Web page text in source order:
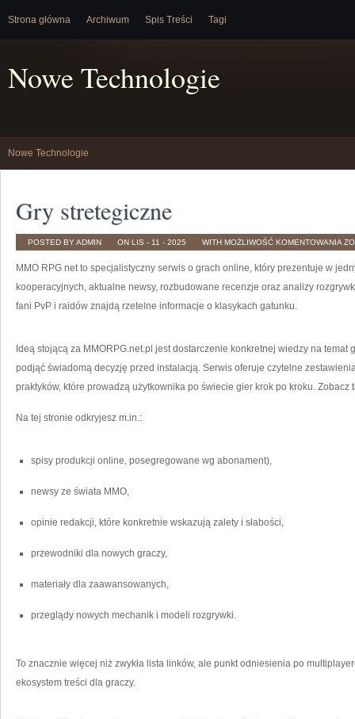
Strona główna Archiwum Spis Treści Tagi
Nowe Technologie
Nowe Technologie
Gry stretegiczne
POSTED BY ADMIN ON LIS - 11 - 2025 WITH MOŻLIWOŚĆ KOMENTOWANIA
MMO RPG net to specjalistyczny serwis o grach online, który prezentuje w
kooperacyjnych, aktualne newsy, rozbudowane recenzje oraz analizy
fani PvP i raidów znajdą rzetelne informacje o klasykach gatunku.
Ideą stojącą za MMORPG.net.pl jest dostarczenie konkretnej wiedzy na temat
podjąć świadomą decyzję przed instalacją. Serwis oferuje czytelne
praktyków, które prowadzą użytkownika po świecie gier krok po kroku. Zobacz
Na tej stronie odkryjesz m.in.:
spisy produkcji online, posegregowane wg abonament),
newsy ze świata MMO,
opinie redakcji, które konkretnie wskazują zalety i słabości,
przewodniki dla nowych graczy,
materiały dla zaawansowanych,
przeglądy nowych mechanik i modeli rozgrywki.
To znacznie więcej niż zwykła lista linków, ale punkt odniesienia po
ekosystem treści dla graczy.